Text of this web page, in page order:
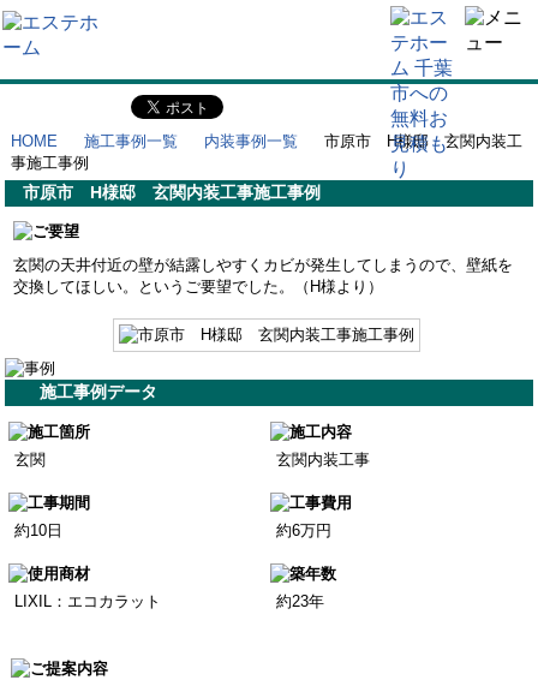
HOME 施工事例一覧 内装事例一覧
市原市 H様邸 玄関内装工
事施工事例
市原市 H様邸 玄関内装工事施工事例
玄関の天井付近の壁が結露しやすくカビが発生してしまうので、壁紙を
交換してほしい。というご要望でした。（H様より）
施工事例データ
玄関 玄関内装工事
約10日 約6万円
LIXIL：エコカラット 約23年